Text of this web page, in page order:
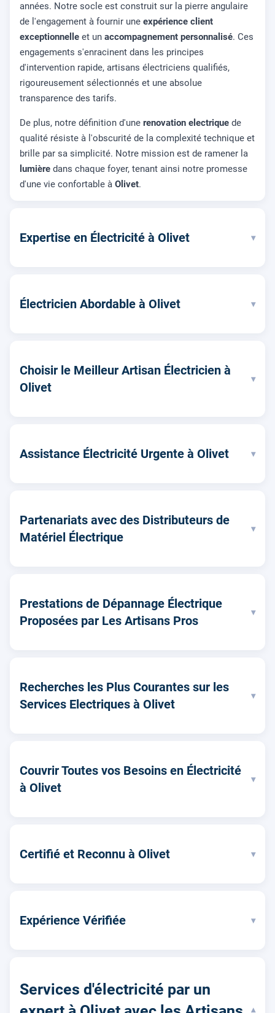
années. Notre socle est construit sur la pierre angulaire
de l'engagement à fournir une expérience client
exceptionnelle et un accompagnement personnalisé. Ces
engagements s'enracinent dans les principes
d'intervention rapide, artisans électriciens qualifiés,
rigoureusement sélectionnés et une absolue
transparence des tarifs.
De plus, notre définition d'une renovation electrique de
qualité résiste à l'obscurité de la complexité technique et
brille par sa simplicité. Notre mission est de ramener la
lumière dans chaque foyer, tenant ainsi notre promesse
d'une vie confortable à Olivet.
Expertise en Électricité à Olivet ▾
Électricien Abordable à Olivet ▾
Choisir le Meilleur Artisan Électricien à
Olivet
▾
Assistance Électricité Urgente à Olivet ▾
Partenariats avec des Distributeurs de
Matériel Électrique
▾
Prestations de Dépannage Électrique
Proposées par Les Artisans Pros
▾
Recherches les Plus Courantes sur les
Services Electriques à Olivet
▾
Couvrir Toutes vos Besoins en Électricité
à Olivet
▾
Certifié et Reconnu à Olivet ▾
Expérience Vérifiée ▾
Services d'électricité par un